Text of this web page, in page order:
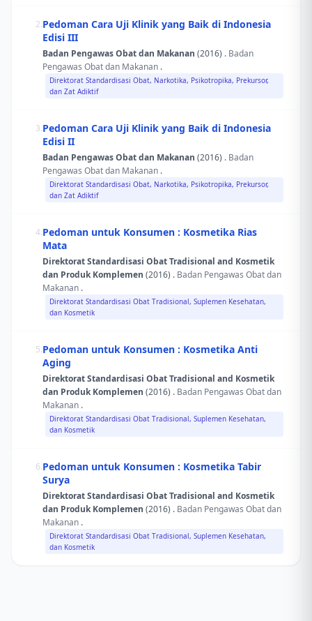
2.Pedoman Cara Uji Klinik yang Baik di Indonesia
Edisi III
Badan Pengawas Obat dan Makanan (2016) . Badan
Pengawas Obat dan Makanan .
Direktorat Standardisasi Obat, Narkotika, Psikotropika, Prekursor,
dan Zat Adiktif
3.Pedoman Cara Uji Klinik yang Baik di Indonesia
Edisi II
Badan Pengawas Obat dan Makanan (2016) . Badan
Pengawas Obat dan Makanan .
Direktorat Standardisasi Obat, Narkotika, Psikotropika, Prekursor,
dan Zat Adiktif
4.Pedoman untuk Konsumen : Kosmetika Rias
Mata
Direktorat Standardisasi Obat Tradisional and Kosmetik
dan Produk Komplemen (2016) . Badan Pengawas Obat dan
Makanan .
Direktorat Standardisasi Obat Tradisional, Suplemen Kesehatan,
dan Kosmetik
5.Pedoman untuk Konsumen : Kosmetika Anti
Aging
Direktorat Standardisasi Obat Tradisional and Kosmetik
dan Produk Komplemen (2016) . Badan Pengawas Obat dan
Makanan .
Direktorat Standardisasi Obat Tradisional, Suplemen Kesehatan,
dan Kosmetik
6.Pedoman untuk Konsumen : Kosmetika Tabir
Surya
Direktorat Standardisasi Obat Tradisional and Kosmetik
dan Produk Komplemen (2016) . Badan Pengawas Obat dan
Makanan .
Direktorat Standardisasi Obat Tradisional, Suplemen Kesehatan,
dan Kosmetik